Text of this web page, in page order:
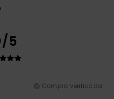
/5
Compra verificada